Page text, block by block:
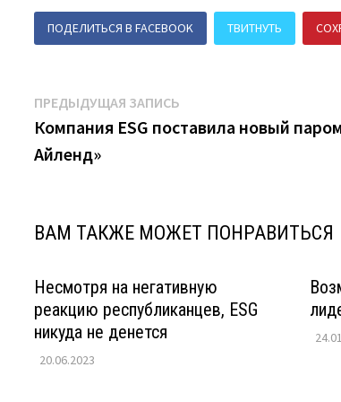
ПОДЕЛИТЬСЯ В FACEBOOK ТВИТНУТЬ
Навигация
по
записям
ПРЕДЫДУЩАЯ ЗАПИСЬ
запись:
Компания ESG поставила новый
Айленд»
ВАМ ТАКЖЕ МОЖЕТ ПОНРАВИТЬСЯ
Несмотря на негативную
реакцию республиканцев, ESG
никуда не денется
20.06.2023